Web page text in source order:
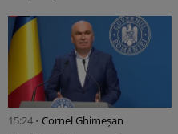
15:24 • Cornel Ghimeșan